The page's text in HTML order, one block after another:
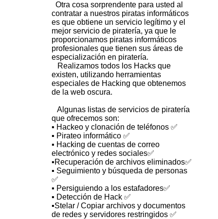
Otra cosa sorprendente para usted al
contratar a nuestros piratas informáticos
es que obtiene un servicio legítimo y el
mejor servicio de piratería, ya que le
proporcionamos piratas informáticos
profesionales que tienen sus áreas de
especialización en piratería.
Realizamos todos los Hacks que
existen, utilizando herramientas
especiales de Hacking que obtenemos
de la web oscura.
Algunas listas de servicios de piratería
que ofrecemos son:
▪️ Hackeo y clonación de teléfonos ✅
▪️ Pirateo informático ✅
▪️ Hacking de cuentas de correo
electrónico y redes sociales✅
▪️Recuperación de archivos eliminados✅
▪️ Seguimiento y búsqueda de personas
✅
▪️ Persiguiendo a los estafadores✅
▪️ Detección de Hack ✅
▪️Stelar / Copiar archivos y documentos
de redes y servidores restringidos ✅